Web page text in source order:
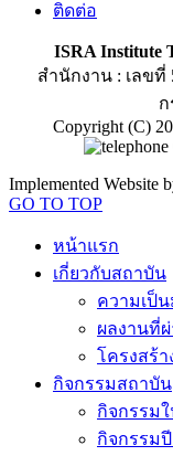
ติดต่อ
ISRA Institute
สำนักงาน : เลขที่
ก
Copyright (C)
Implemented Website
GO TO TOP
หน้าแรก
เกี่ยวกับสถาบัน
ความเป็
ผลงานที่
โครงสร้
กิจกรรมสถาบัน
กิจกรรม
กิจกรรมปี